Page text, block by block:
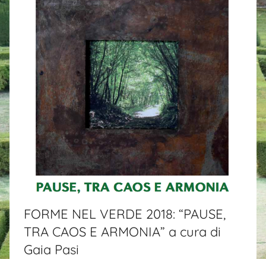
FORME NEL VERDE 2018: “PAUSE,
TRA CAOS E ARMONIA” a cura di
Gaia Pasi